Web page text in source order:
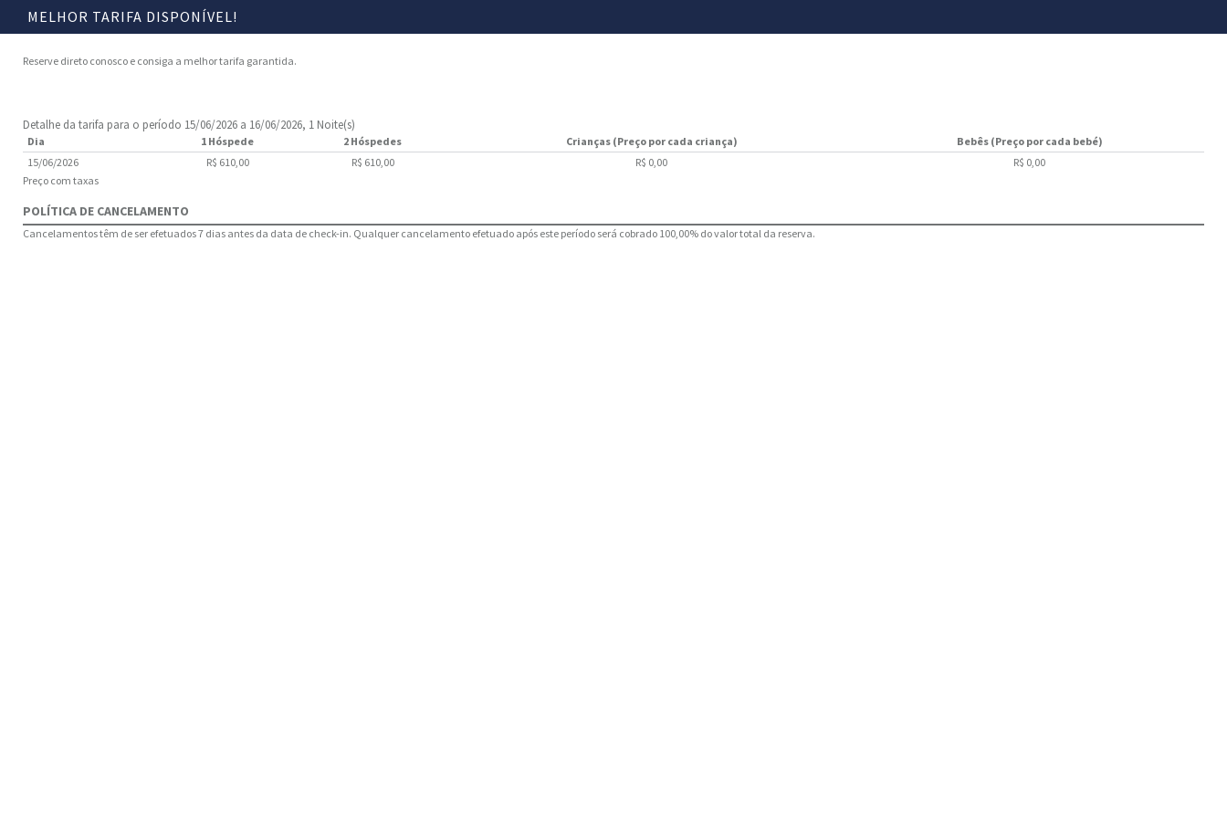
MELHOR TARIFA DISPONÍVEL!
Reserve direto conosco e consiga a melhor tarifa garantida.
Detalhe da tarifa para o período 15/06/2026 a 16/06/2026, 1 Noite(s)
Dia 1 Hóspede 2 Hóspedes Crianças (Preço por cada criança)
Bebês (Preço por cada bebé)
15/06/2026
R$ 610,00 R$ 610,00 R$ 0,00
R$ 0,00
Preço com taxas
POLÍTICA DE CANCELAMENTO
Cancelamentos têm de ser efetuados 7 dias antes da data de check-in. Qualquer cancelamento efetuado após este período será cobrado 100,00% do valor total da reserva.